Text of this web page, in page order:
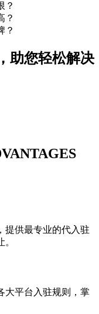
？
？
？
助您轻松解决
提供最专业的代入驻
大平台入驻规则，掌